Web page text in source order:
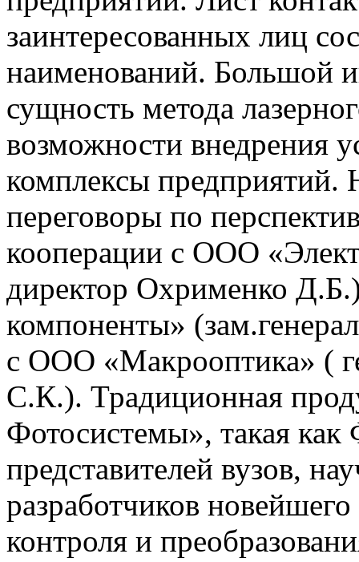
заинтересованных лиц
наименований. Большой
сущность метода
возможности внедрения
комплексы предприятий.
переговоры по
кооперации с ООО
директор Охрименко
компоненты»
с ООО «Макрооптика» (
С.К.). Традиционная
Фотосистемы», такая
представителей вузов,
разработчиков
контроля и